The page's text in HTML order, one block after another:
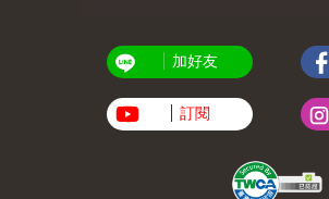
加好友
訂閱